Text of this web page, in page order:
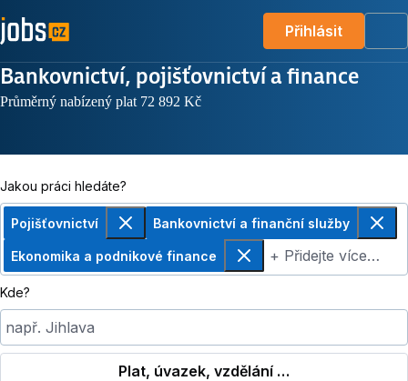
Přihlásit
Bankovnictví, pojišťovnictví a finance
Průměrný nabízený plat 72 892 Kč
Jakou práci hledáte?
Pojišťovnictví
Odebrat
Bankovnictví a finanční služby
Ekonomika a podnikové finance
Odebrat+ Přidejte více…
Kde?
např. Jihlava
Plat, úvazek, vzdělání …